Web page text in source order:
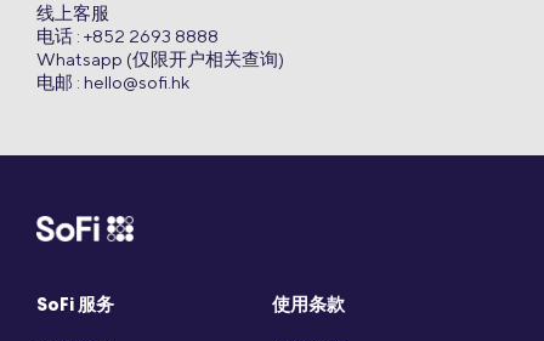
SoFi 服务 使用条款
线上客服
电话 : +852 2693 8888
Whatsapp (仅限开户相关查询)
电邮 : hello@sofi.hk